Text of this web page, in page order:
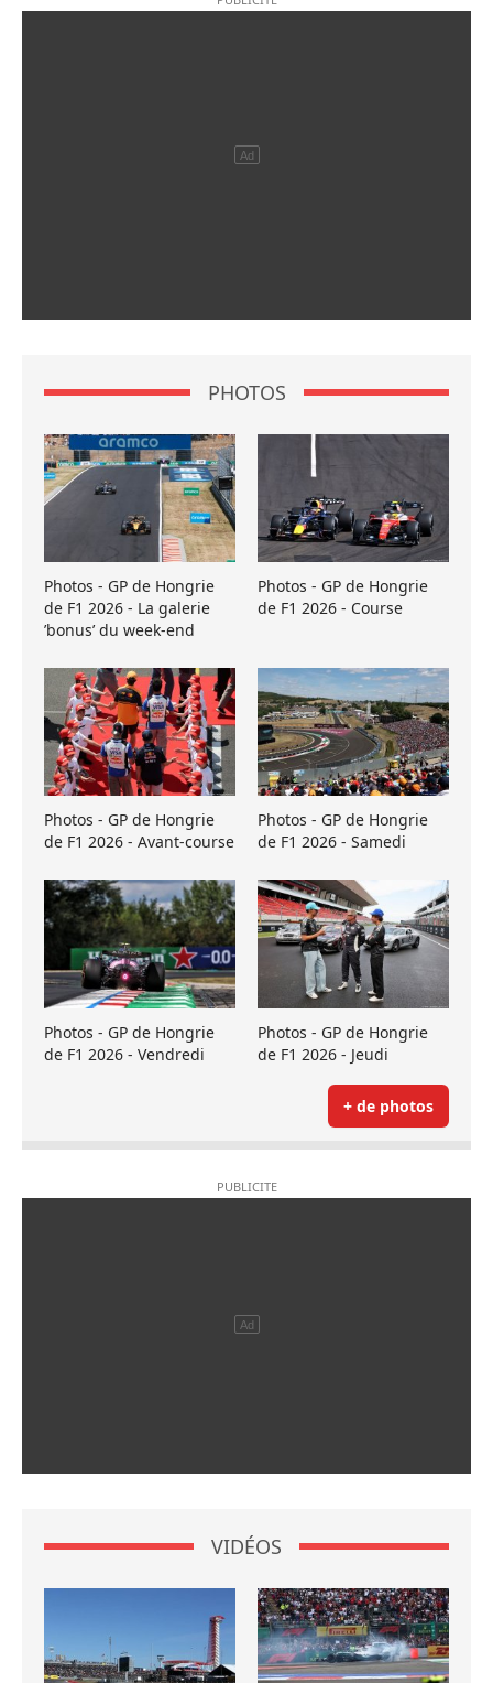
PHOTOS
Photos - GP de Hongrie
de F1 2026 - La galerie
’bonus’ du week-end
Photos - GP de Hongrie
de F1 2026 - Course
Photos - GP de Hongrie
de F1 2026 - Avant-course
Photos - GP de Hongrie
de F1 2026 - Samedi
Photos - GP de Hongrie
de F1 2026 - Vendredi
Photos - GP de Hongrie
de F1 2026 - Jeudi
+ de photos
VIDÉOS